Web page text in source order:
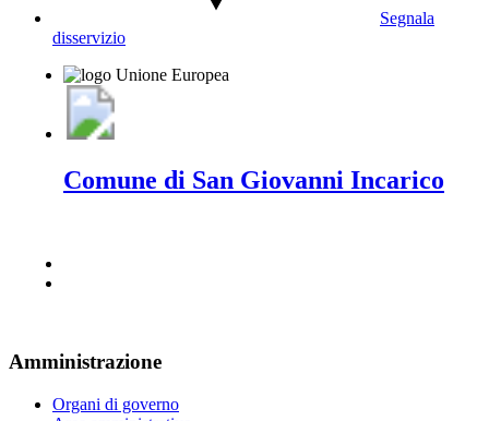
Segnala
disservizio
Comune di San Giovanni Incarico
Amministrazione
Organi di governo